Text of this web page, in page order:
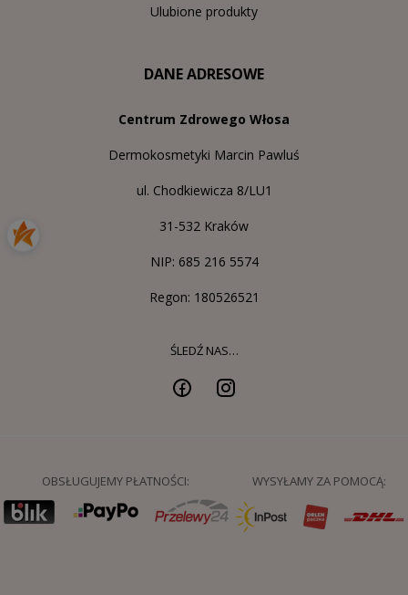
Ulubione produkty
DANE ADRESOWE
Centrum Zdrowego Włosa
Dermokosmetyki Marcin Pawluś
ul. Chodkiewicza 8/LU1
31-532 Kraków
NIP: 685 216 5574
Regon: 180526521
ŚLEDŹ NAS…
OBSŁUGUJEMY PŁATNOŚCI: WYSYŁAMY ZA POMOCĄ: